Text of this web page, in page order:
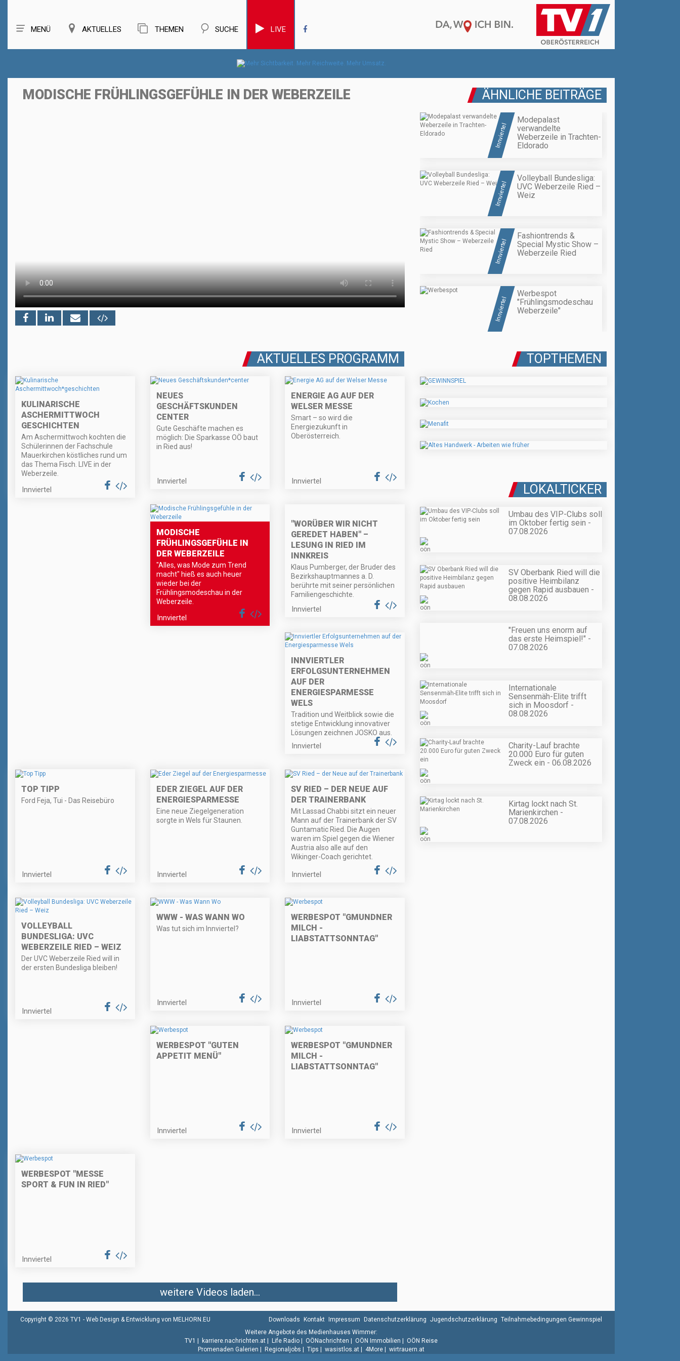
MENÜ AKTUELLES THEMEN SUCHE LIVE
MODISCHE FRÜHLINGSGEFÜHLE IN DER WEBERZEILE ÄHNLICHE BEITRÄGE
Innviertel
Modepalast
verwandelte
Weberzeile in Trachten-
Eldorado
Innviertel
Volleyball Bundesliga:
UVC Weberzeile Ried –
Weiz
Innviertel
Fashiontrends &
Special Mystic Show –
Weberzeile Ried
Innviertel
Werbespot
"Frühlingsmodeschau
Weberzeile"
AKTUELLES PROGRAMM
KULINARISCHE
ASCHERMITTWOCH
GESCHICHTEN
Am Aschermittwoch kochten die
Schülerinnen der Fachschule
Mauerkirchen köstliches rund um
das Thema Fisch. LIVE in der
Weberzeile.
Innviertel
NEUES
GESCHÄFTSKUNDEN
CENTER
Gute Geschäfte machen es
möglich: Die Sparkasse OÖ baut
in Ried aus!
Innviertel
ENERGIE AG AUF DER
WELSER MESSE
Smart – so wird die
Energiezukunft in
Oberösterreich.
Innviertel
MODISCHE
FRÜHLINGSGEFÜHLE IN
DER WEBERZEILE
"Alles, was Mode zum Trend
macht" hieß es auch heuer
wieder bei der
Frühlingsmodeschau in der
Weberzeile.
Innviertel
"WORÜBER WIR NICHT
GEREDET HABEN" –
LESUNG IN RIED IM
INNKREIS
Klaus Pumberger, der Bruder des
Bezirkshauptmannes a. D.
berührte mit seiner persönlichen
Familiengeschichte.
Innviertel
INNVIERTLER
ERFOLGSUNTERNEHMEN
AUF DER
ENERGIESPARMESSE
WELS
Tradition und Weitblick sowie die
stetige Entwicklung innovativer
Lösungen zeichnen JOSKO aus.
Innviertel
TOP TIPP
Ford Feja, Tui - Das Reisebüro
Innviertel
EDER ZIEGEL AUF DER
ENERGIESPARMESSE
Eine neue Ziegelgeneration
sorgte in Wels für Staunen.
Innviertel
SV RIED – DER NEUE AUF
DER TRAINERBANK
Mit Lassad Chabbi sitzt ein neuer
Mann auf der Trainerbank der SV
Guntamatic Ried. Die Augen
waren im Spiel gegen die Wiener
Austria also alle auf den
Wikinger-Coach gerichtet.
Innviertel
VOLLEYBALL
BUNDESLIGA: UVC
WEBERZEILE RIED – WEIZ
Der UVC Weberzeile Ried will in
der ersten Bundesliga bleiben!
Innviertel
WWW - WAS WANN WO
Was tut sich im Innviertel?
Innviertel
WERBESPOT "GMUNDNER
MILCH -
LIABSTATTSONNTAG"
Innviertel
WERBESPOT "GUTEN
APPETIT MENÜ"
Innviertel
WERBESPOT "GMUNDNER
MILCH -
LIABSTATTSONNTAG"
Innviertel
WERBESPOT "MESSE
SPORT & FUN IN RIED"
Innviertel
weitere Videos laden...
TOPTHEMEN
LOKALTICKER
Umbau des VIP-Clubs soll
im Oktober fertig sein -
07.08.2026
SV Oberbank Ried will die
positive Heimbilanz
gegen Rapid ausbauen -
08.08.2026
"Freuen uns enorm auf
das erste Heimspiel!" -
07.08.2026
Internationale
Sensenmäh-Elite trifft
sich in Moosdorf -
08.08.2026
Charity-Lauf brachte
20.000 Euro für guten
Zweck ein - 06.08.2026
Kirtag lockt nach St.
Marienkirchen -
07.08.2026
Copyright © 2026 TV1 - Web Design & Entwicklung von MELHORN.EU Downloads Kontakt Impressum Datenschutzerklärung Jugendschutzerklärung Teilnahmebedingungen Gewinnspiel
Weitere Angebote des Medienhauses Wimmer:
TV1 | karriere.nachrichten.at | Life Radio | OÖNachrichten | OÖN Immobilien | OÖN Reise
Promenaden Galerien | Regionaljobs | Tips | wasistlos.at | 4More | wirtrauern.at